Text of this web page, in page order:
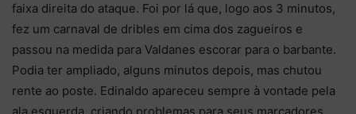
faixa direita do ataque. Foi por lá que, logo aos 3 minutos,
fez um carnaval de dribles em cima dos zagueiros e
passou na medida para Valdanes escorar para o barbante.
Podia ter ampliado, alguns minutos depois, mas chutou
rente ao poste. Edinaldo apareceu sempre à vontade pela